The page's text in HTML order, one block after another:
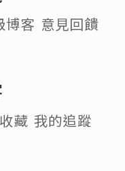
博客 意見回饋
藏 我的追蹤